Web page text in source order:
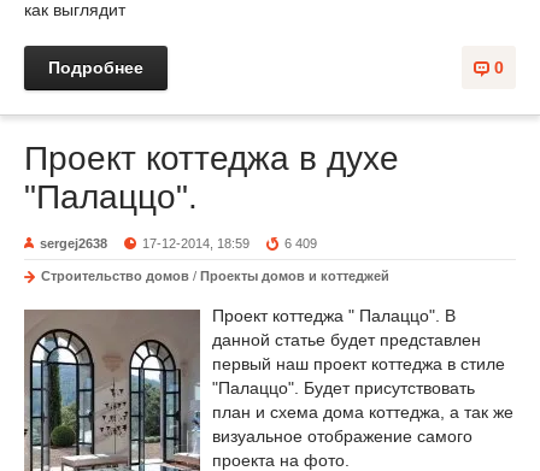
как выглядит
0
Подробнее
Проект коттеджа в духе
"Палаццо".
sergej2638 17-12-2014, 18:59 6 409
Строительство домов / Проекты домов и коттеджей
Проект коттеджа " Палаццо". В
данной статье будет представлен
первый наш проект коттеджа в стиле
"Палаццо". Будет присутствовать
план и схема дома коттеджа, а так же
визуальное отображение самого
проекта на фото.